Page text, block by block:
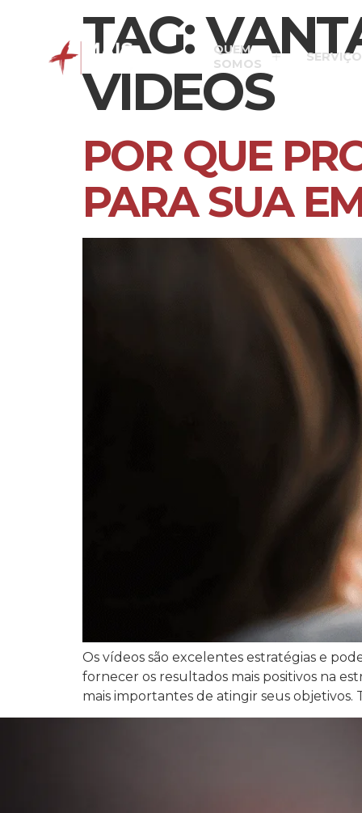
QUEM
SOMOS
TAG:
VIDEOS
POR QUE
PARA SUA
Os vídeos são excelentes estratégias e
fornecer os resultados mais positivos na
mais importantes de atingir seus objetivos.